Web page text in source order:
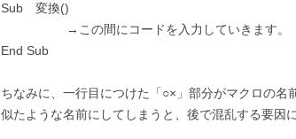
Sub 変換()
→この間にコードを入力していきます。
End Sub
ちなみに、一行目につけた「○×」部分がマクロの名
似たような名前にしてしまうと、後で混乱する要因